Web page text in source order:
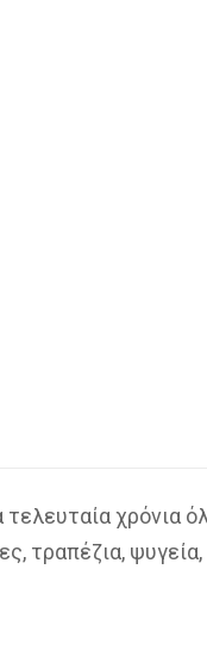
χρόνια
τραπέζια,